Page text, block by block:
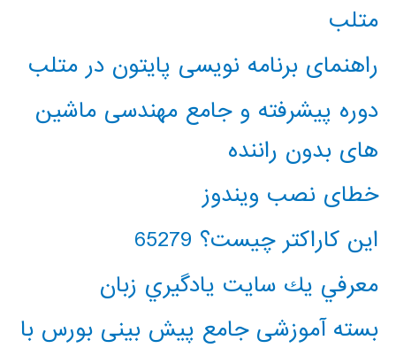
متلب
راهنمای برنامه نویسی پایتون در متلب
دوره پیشرفته و جامع مهندسی ماشین
های بدون راننده
خطای نصب ویندوز
این کاراکتر چیست؟ 65279
معرفي يك سايت يادگيري زبان
بسته آموزشی جامع پیش بینی بورس با